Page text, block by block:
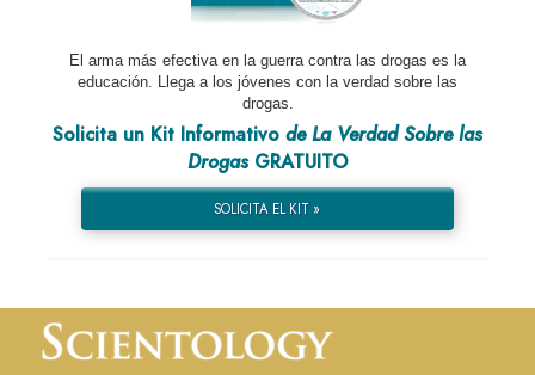
El arma más efectiva en la guerra contra las drogas es la
educación. Llega a los jóvenes con la verdad sobre las
drogas.
Solicita un Kit Informativo de La Verdad Sobre las
DrogasGRATUITO
SOLICITA EL KIT »